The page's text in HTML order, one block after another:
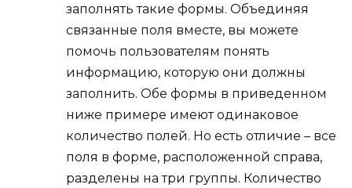
заполнять такие формы. Объединяя
связанные поля вместе, вы можете
помочь пользователям понять
информацию, которую они должны
заполнить. Обе формы в приведенном
ниже примере имеют одинаковое
количество полей. Но есть отличие – все
поля в форме, расположенной справа,
разделены на три группы. Количество